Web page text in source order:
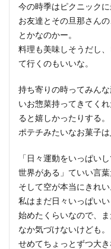
今の時季はピクニックに
お友達とその旦那さん
とかなのかー。
料理も美味しそうだし
て行くのもいいな。
持ち寄りの時ってみん
いお惣菜持ってきてく
ると嬉しかったりする。
ポテチみたいなお菓子
「日々運動をいっぱい
世界がある」ていい言葉
そして空が本当にきれ
私はまだ日々いっぱい
始めたくらいなので、
なか気づけないけども。
せめてちょっとずつ大